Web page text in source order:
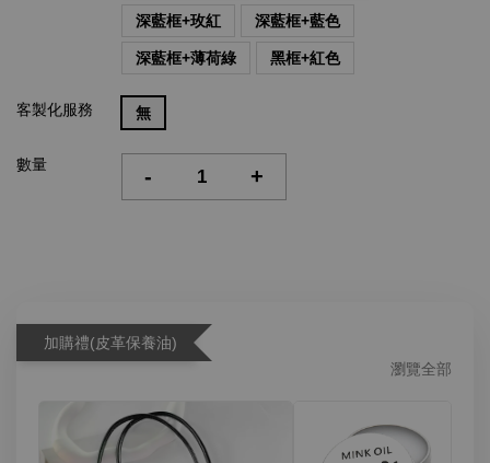
深藍框+玫紅 深藍框+藍色
深藍框+薄荷綠 黑框+紅色
客製化服務 無
數量 - +
加購禮(皮革保養油)
瀏覽全部